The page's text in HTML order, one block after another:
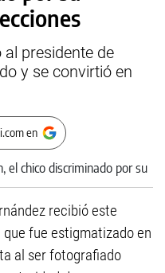
al presidente de
y se convirtió en
en
recibió este
fue estigmatizado en
al ser fotografiado